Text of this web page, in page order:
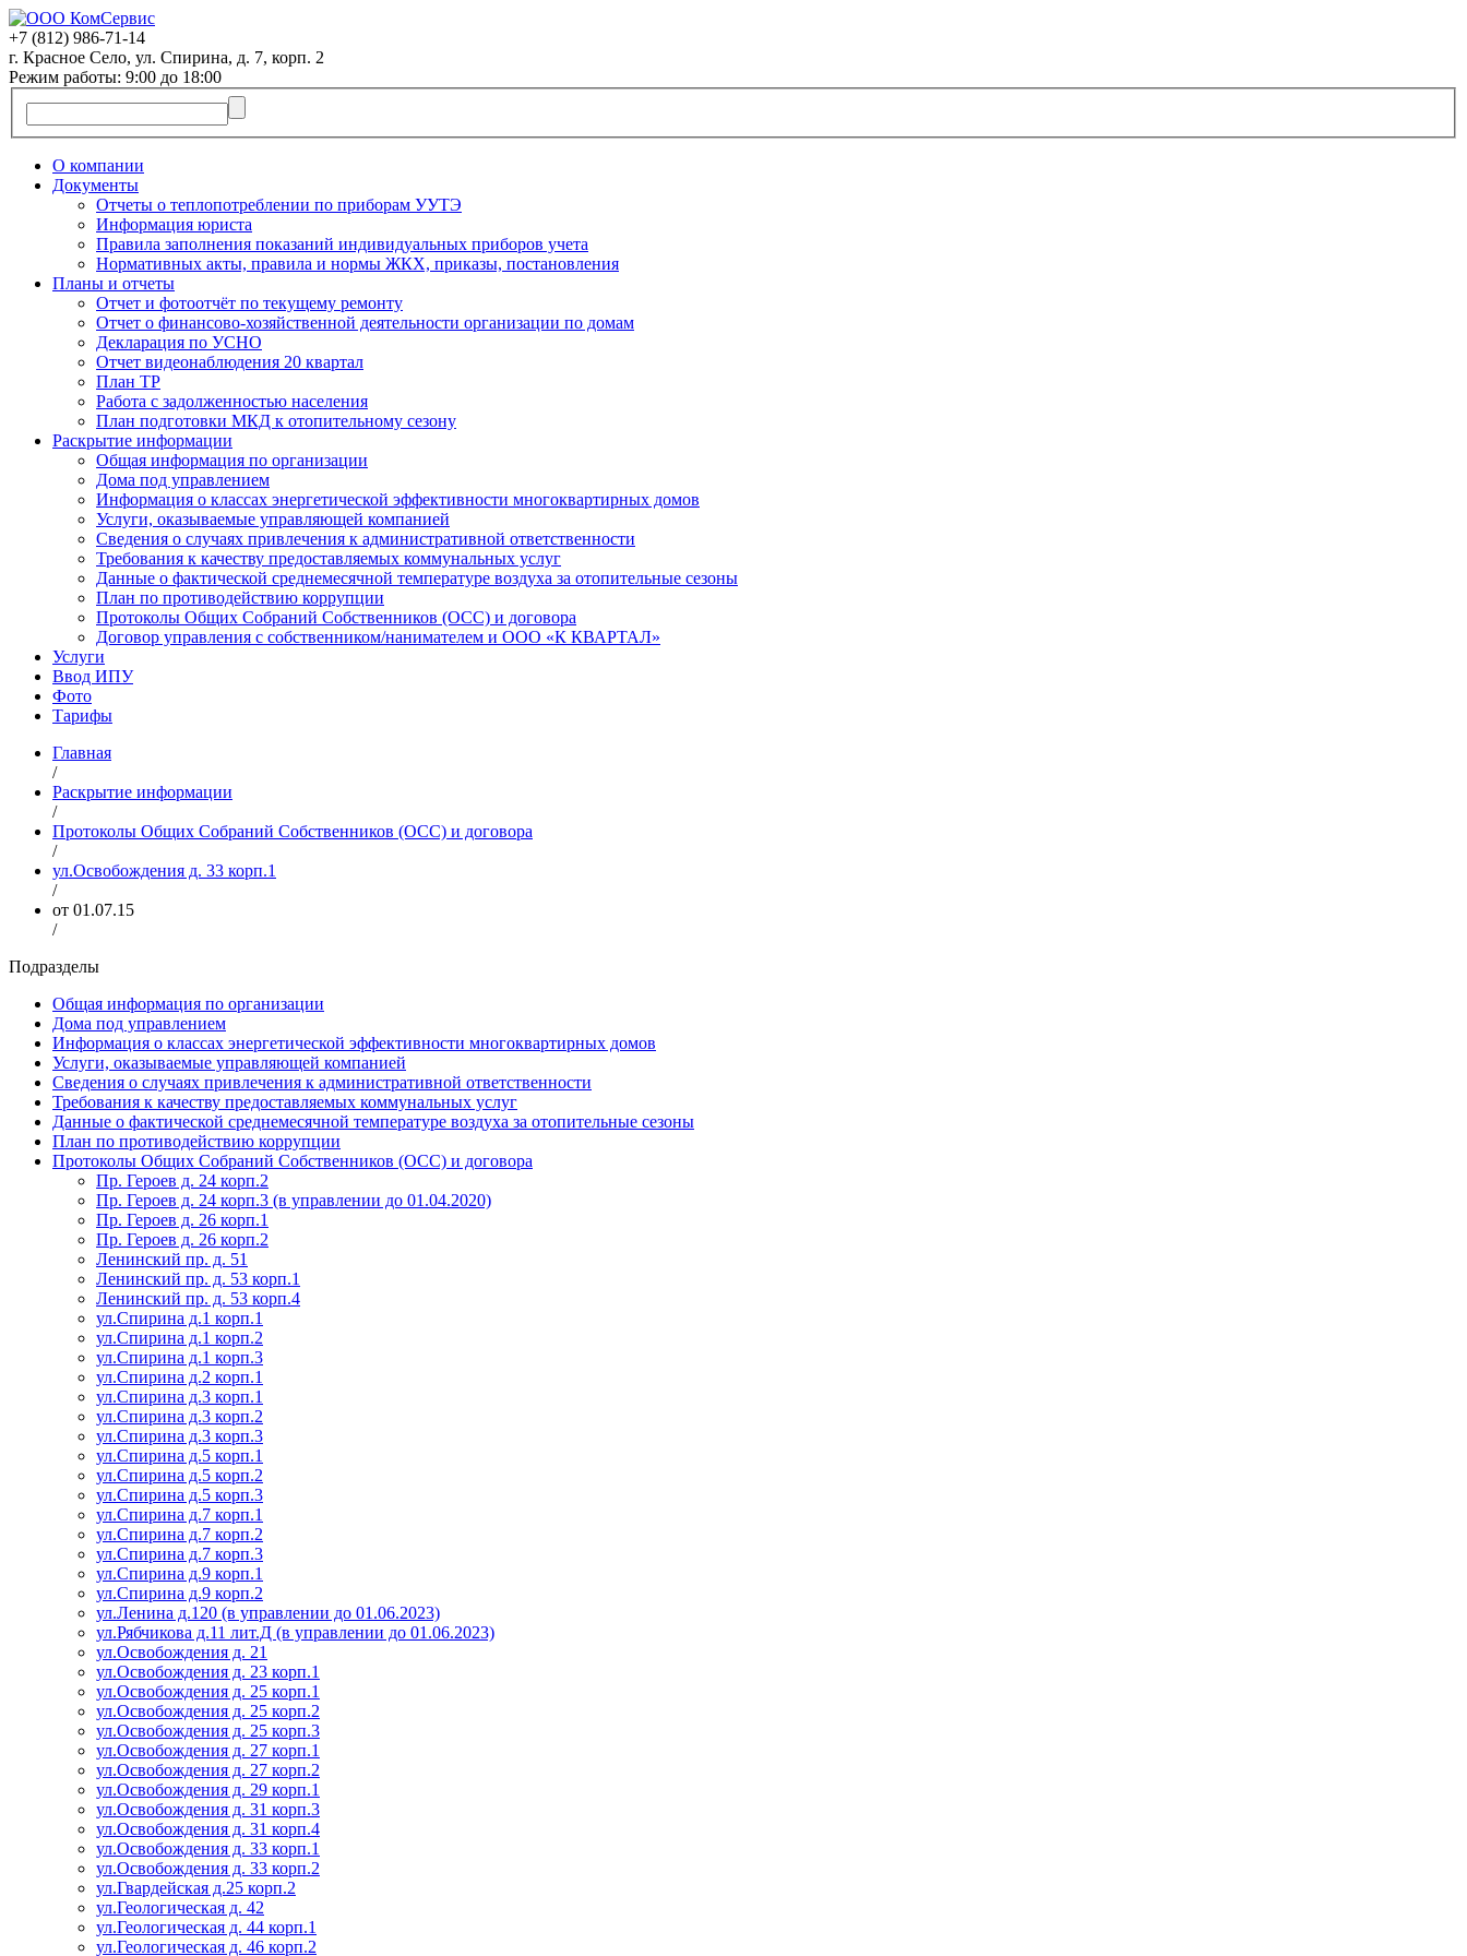
+7 (812) 986-71-14
г. Красное Село, ул. Спирина, д. 7, корп. 2
Режим работы: 9:00 до 18:00
О компании
Документы
Отчеты о теплопотреблении по приборам УУТЭ
Информация юриста
Правила заполнения показаний индивидуальных приборов учета
Нормативных акты, правила и нормы ЖКХ, приказы, постановления
Планы и отчеты
Отчет и фотоотчёт по текущему ремонту
Отчет о финансово-хозяйственной деятельности организации по домам
Декларация по УСНО
Отчет видеонаблюдения 20 квартал
План ТР
Работа с задолженностью населения
План подготовки МКД к отопительному сезону
Раскрытие информации
Общая информация по организации
Дома под управлением
Информация о классах энергетической эффективности многоквартирных домов
Услуги, оказываемые управляющей компанией
Сведения о случаях привлечения к административной ответственности
Требования к качеству предоставляемых коммунальных услуг
Данные о фактической среднемесячной температуре воздуха за отопительные сезоны
План по противодействию коррупции
Протоколы Общих Собраний Собственников (ОСС) и договора
Договор управления с собственником/нанимателем и ООО «К КВАРТАЛ»
Услуги
Ввод ИПУ
Фото
Тарифы
Главная
/
Раскрытие информации
/
Протоколы Общих Собраний Собственников (ОСС) и договора
/
ул.Освобождения д. 33 корп.1
/
от 01.07.15
/
Подразделы
Общая информация по организации
Дома под управлением
Информация о классах энергетической эффективности многоквартирных домов
Услуги, оказываемые управляющей компанией
Сведения о случаях привлечения к административной ответственности
Требования к качеству предоставляемых коммунальных услуг
Данные о фактической среднемесячной температуре воздуха за отопительные сезоны
План по противодействию коррупции
Протоколы Общих Собраний Собственников (ОСС) и договора
Пр. Героев д. 24 корп.2
Пр. Героев д. 24 корп.3 (в управлении до 01.04.2020)
Пр. Героев д. 26 корп.1
Пр. Героев д. 26 корп.2
Ленинский пр. д. 51
Ленинский пр. д. 53 корп.1
Ленинский пр. д. 53 корп.4
ул.Спирина д.1 корп.1
ул.Спирина д.1 корп.2
ул.Спирина д.1 корп.3
ул.Спирина д.2 корп.1
ул.Спирина д.3 корп.1
ул.Спирина д.3 корп.2
ул.Спирина д.3 корп.3
ул.Спирина д.5 корп.1
ул.Спирина д.5 корп.2
ул.Спирина д.5 корп.3
ул.Спирина д.7 корп.1
ул.Спирина д.7 корп.2
ул.Спирина д.7 корп.3
ул.Спирина д.9 корп.1
ул.Спирина д.9 корп.2
ул.Ленина д.120 (в управлении до 01.06.2023)
ул.Рябчикова д.11 лит.Д (в управлении до 01.06.2023)
ул.Освобождения д. 21
ул.Освобождения д. 23 корп.1
ул.Освобождения д. 25 корп.1
ул.Освобождения д. 25 корп.2
ул.Освобождения д. 25 корп.3
ул.Освобождения д. 27 корп.1
ул.Освобождения д. 27 корп.2
ул.Освобождения д. 29 корп.1
ул.Освобождения д. 31 корп.3
ул.Освобождения д. 31 корп.4
ул.Освобождения д. 33 корп.1
ул.Освобождения д. 33 корп.2
ул.Гвардейская д.25 корп.2
ул.Геологическая д. 42
ул.Геологическая д. 44 корп.1
ул.Геологическая д. 46 корп.2